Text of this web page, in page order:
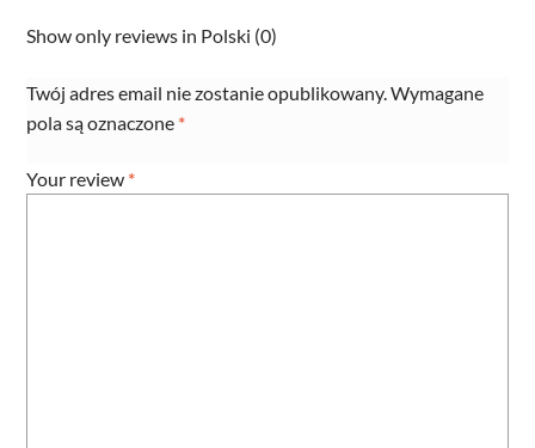
Show only reviews in Polski (0)
Twój adres email nie zostanie opublikowany. Wymagane
pola są oznaczone *
Your review *